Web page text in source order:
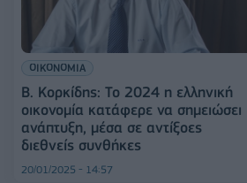
ΟΙΚΟΝΟΜΙΑ
Β. Κορκίδης: Το 2024 η ελληνική
οικονομία κατάφερε να σημειώσει
ανάπτυξη, μέσα σε αντίξοες
διεθνείς συνθήκες
20/01/2025 - 14:57